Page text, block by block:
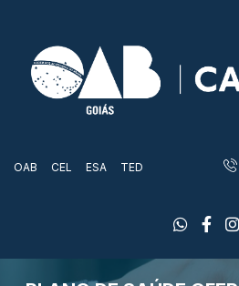
OAB CEL ESA TED